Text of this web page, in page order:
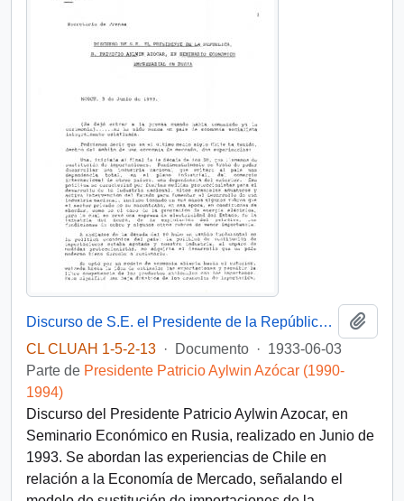
Discurso de S.E. el Presidente de la República, D. Patricio Aylwin Azocar, en Seminario Económico en Rusia.
CL CLUAH 1-5-2-13 · Documento · 1933-06-03
Parte de Presidente Patricio Aylwin Azócar (1990-
1994)
Discurso del Presidente Patricio Aylwin Azocar, en
Seminario Económico en Rusia, realizado en Junio de
1993. Se abordan las experiencias de Chile en
relación a la Economía de Mercado, señalando el